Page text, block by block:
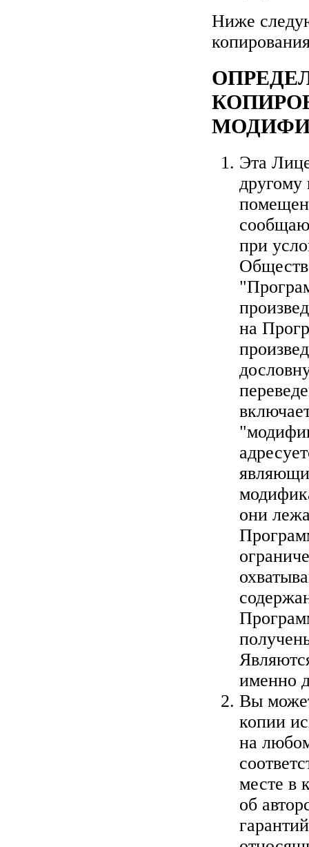
Ниже
Эта
при
на
они
именно
Вы
копии
на
месте в
об